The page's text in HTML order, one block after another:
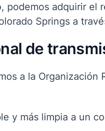
, podemos adquirir el
Springs a
de
a la
y más limpia a un